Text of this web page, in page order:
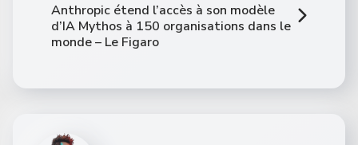
Anthropic étend l’accès à son modèle
d’IA Mythos à 150 organisations dans le
monde – Le Figaro